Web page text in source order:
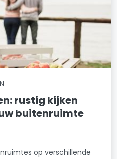
rustig kijken
buitenruimte
op verschillende